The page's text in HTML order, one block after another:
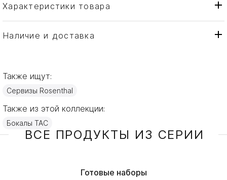
Характеристики товара
Бренд
Rosenthal
Страна производителя
Наличие и доставка
Также ищут:
Сервизы Rosenthal
Также из этой коллекции:
Бокалы TAC
ВСЕ ПРОДУКТЫ ИЗ СЕРИИ
Готовые наборы